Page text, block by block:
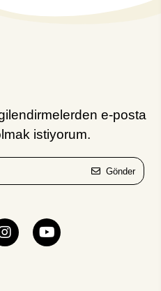
e-posta
istiyorum.
Gönder